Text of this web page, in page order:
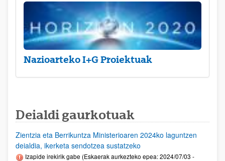
Nazioarteko I+G Proiektuak
Deialdi gaurkotuak
Zientzia eta Berrikuntza Ministerioaren 2024ko laguntzen
deialdia, ikerketa sendotzea sustatzeko
Izapide irekirik gabe (Eskaerak aurkezteko epea: 2024/07/03 -